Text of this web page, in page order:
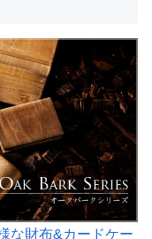
な財布&カードケー